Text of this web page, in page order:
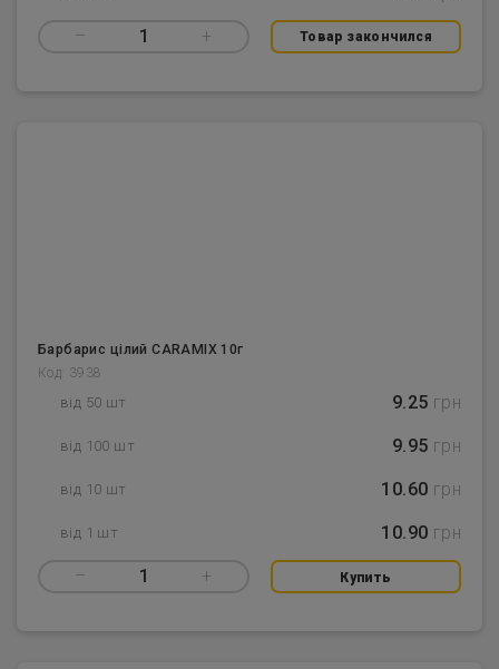
– 1 + Товар закончился
Барбарис цілий CARAMIX 10г
Код: 3938
від 50 шт 9.25 грн
від 100 шт 9.95 грн
від 10 шт 10.60 грн
від 1 шт 10.90 грн
– 1 + Купить